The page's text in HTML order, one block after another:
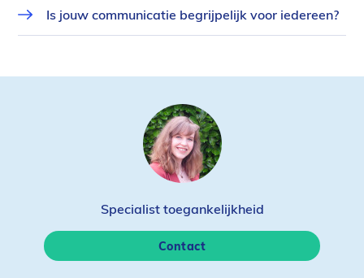
Is jouw communicatie begrijpelijk voor iedereen?
Specialist toegankelijkheid
Contact